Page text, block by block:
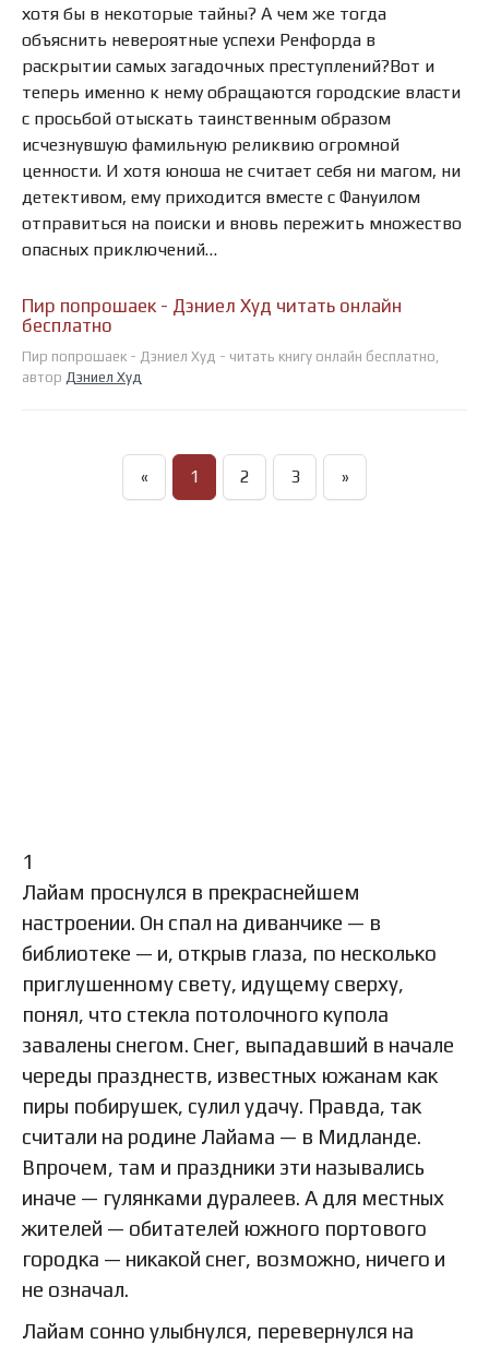
хотя бы в некоторые тайны? А чем же тогда
объяснить невероятные успехи Ренфорда в
раскрытии самых загадочных преступлений?Вот и
теперь именно к нему обращаются городские власти
с просьбой отыскать таинственным образом
исчезнувшую фамильную реликвию огромной
ценности. И хотя юноша не считает себя ни магом, ни
детективом, ему приходится вместе с Фануилом
отправиться на поиски и вновь пережить множество
опасных приключений…
Пир попрошаек - Дэниел Худ читать онлайн
бесплатно
Пир попрошаек - Дэниел Худ - читать книгу онлайн бесплатно,
автор Дэниел Худ
« 1 2 3 »
1
Лайам проснулся в прекраснейшем
настроении. Он спал на диванчике — в
библиотеке — и, открыв глаза, по несколько
приглушенному свету, идущему сверху,
понял, что стекла потолочного купола
завалены снегом. Снег, выпадавший в начале
череды празднеств, известных южанам как
пиры побирушек, сулил удачу. Правда, так
считали на родине Лайама — в Мидланде.
Впрочем, там и праздники эти назывались
иначе — гулянками дуралеев. А для местных
жителей — обитателей южного портового
городка — никакой снег, возможно, ничего и
не означал.
Лайам сонно улыбнулся, перевернулся на